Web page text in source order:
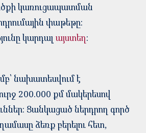
կառուցապատման
փաթեթը:
կարդալ այստեղ:
նախատեսվում է
200.000 քմ մակերեսով
Ցանկացած ներդրող գործ
ձեռք բերելու հետ,